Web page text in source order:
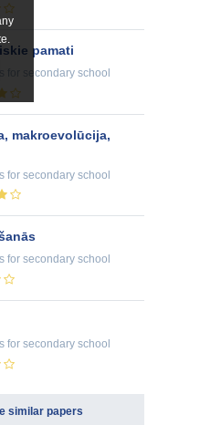
pamati
for secondary school
makroevolūcija,
for secondary school
for secondary school
for secondary school
similar papers